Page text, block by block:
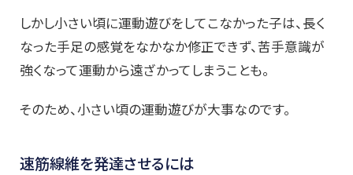
しかし小さい頃に運動遊びをしてこなかった子は、長く
なった手足の感覚をなかなか修正できず、苦手意識が
強くなって運動から遠ざかってしまうことも。
そのため、小さい頃の運動遊びが大事なのです。
速筋線維を発達させるには